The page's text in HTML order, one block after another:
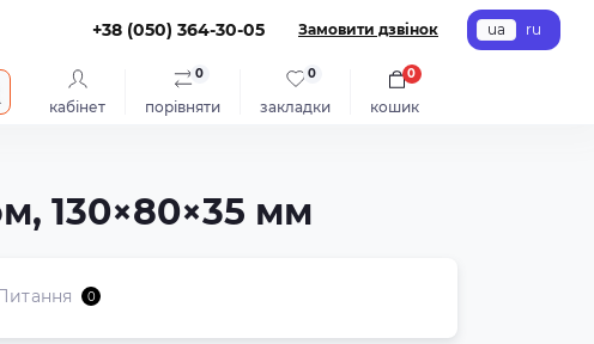
+38 (050) 364-30-05 Замовити дзвінок ua ru
кабінет порівняти
0
закладки
0
кошик
0
130×80×35 мм
0